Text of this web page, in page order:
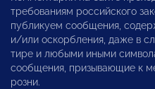
требованиям российского
публикуем сообщения,
и/или оскорбления, даже в
тире и любыми иными
сообщения, призывающие к
розни.